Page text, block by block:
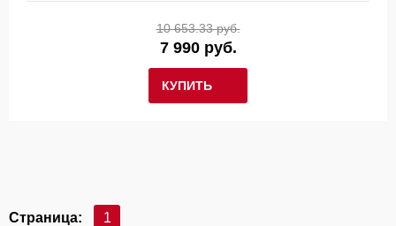
КУПИТЬ
10 653.33 руб.
7 990 руб.
Страница: 1